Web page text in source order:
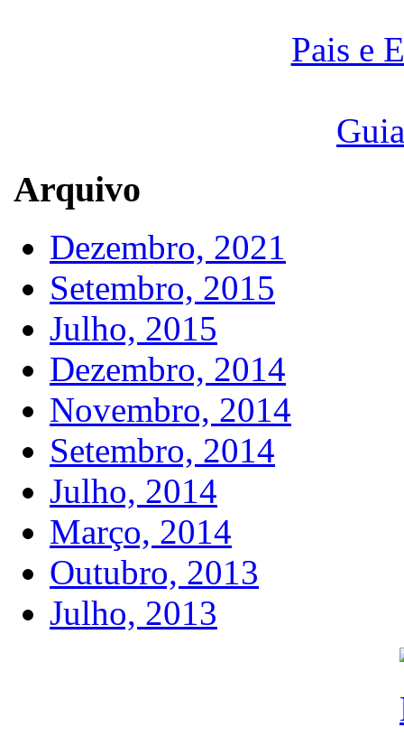
Pais e
Arquivo
Dezembro, 2021
Setembro, 2015
Julho, 2015
Dezembro, 2014
Novembro, 2014
Setembro, 2014
Julho, 2014
Março, 2014
Outubro, 2013
Julho, 2013